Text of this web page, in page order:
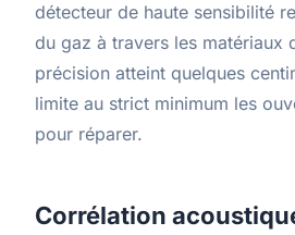
détecteur de haute sensibilité
du gaz à travers les matériaux
précision atteint quelques
limite au strict minimum les
pour réparer.
Corrélation